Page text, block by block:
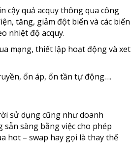
cậy quả acquy thông qua công
tăng, giảm đột biến và các biến
nhiệt độ acquy.
mạng, thiết lập hoạt động và xet
ổn áp, ổn tần tự động….
sử dụng cũng như doanh
sẵn sàng bằng việc cho phép
hot – swap hay gọi là thay thế